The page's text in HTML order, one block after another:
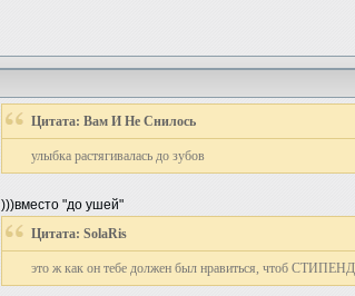
Цитата: Вам И Не Снилось
улыбка растягивалась до зубов
)))вместо "до ушей"
Цитата: SolaRis
это ж как он тебе должен был нравиться, чтоб